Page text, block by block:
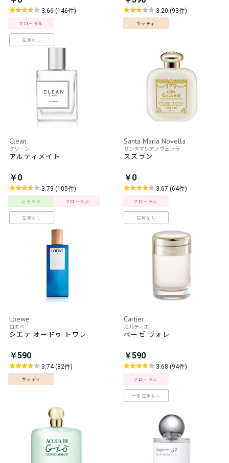
3.66 (146件)
フローラル
在庫なし
3.20 (93件)
ウッディ
Clean
クリーン
アルティメイト
￥0
3.79 (105件)
シトラス フローラル
在庫なし
Santa Maria Novella
サンタマリアノヴェッラ
スズラン
￥0
3.67 (64件)
フローラル
在庫なし
Loewe
ロエベ
シエテ オードゥ トワレ
￥590
3.74 (82件)
ウッディ
Cartier
カルティエ
ベーゼ ヴォレ
￥590
3.68 (94件)
フローラル
一部在庫なし